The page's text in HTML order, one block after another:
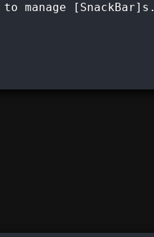
[SnackBar]s.